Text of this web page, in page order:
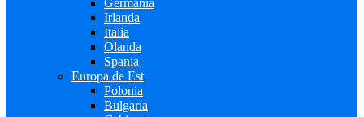
Irlanda
Italia
Olanda
Spania
Europa de Est
Polonia
Bulgaria